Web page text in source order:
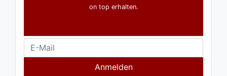
on top erhalten.
Anmelden